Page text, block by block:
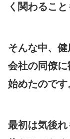
く関わるこ
そんな中、健
会社の同僚
始めたのです
最初は気後